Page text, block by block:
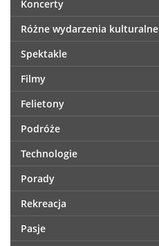
Koncerty
Różne wydarzenia kulturalne
Spektakle
Filmy
Felietony
Podróże
Technologie
Porady
Rekreacja
Pasje